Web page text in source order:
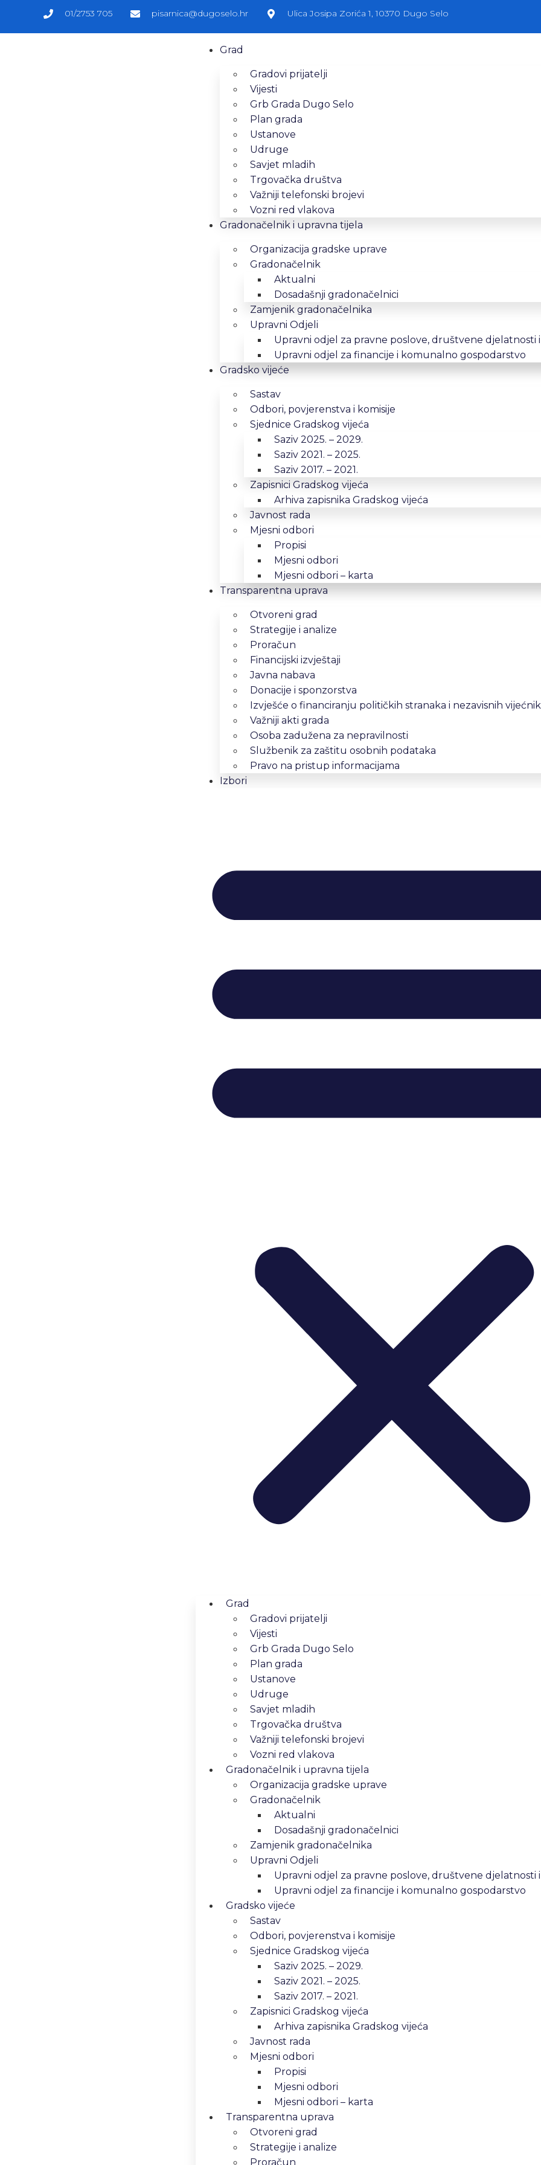
01/2753 705 pisarnica@dugoselo.hr Ulica Josipa Zorića 1, 10370 Dugo Selo
Grad
Gradovi prijatelji
Vijesti
Grb Grada Dugo Selo
Plan grada
Ustanove
Udruge
Savjet mladih
Trgovačka društva
Važniji telefonski brojevi
Vozni red vlakova
Gradonačelnik i upravna tijela
Organizacija gradske uprave
Gradonačelnik
Aktualni
Dosadašnji gradonačelnici
Zamjenik gradonačelnika
Upravni Odjeli
Upravni odjel za pravne poslove, društvene djelatnosti
Upravni odjel za financije i komunalno gospodarstvo
Gradsko vijeće
Sastav
Odbori, povjerenstva i komisije
Sjednice Gradskog vijeća
Saziv 2025. – 2029.
Saziv 2021. – 2025.
Saziv 2017. – 2021.
Zapisnici Gradskog vijeća
Arhiva zapisnika Gradskog vijeća
Javnost rada
Mjesni odbori
Propisi
Mjesni odbori
Mjesni odbori – karta
Transparentna uprava
Otvoreni grad
Strategije i analize
Proračun
Financijski izvještaji
Javna nabava
Donacije i sponzorstva
Izvješće o financiranju političkih stranaka i nezavisnih
Važniji akti grada
Osoba zadužena za nepravilnosti
Službenik za zaštitu osobnih podataka
Pravo na pristup informacijama
Izbori
Grad
Gradovi prijatelji
Vijesti
Grb Grada Dugo Selo
Plan grada
Ustanove
Udruge
Savjet mladih
Trgovačka društva
Važniji telefonski brojevi
Vozni red vlakova
Gradonačelnik i upravna tijela
Organizacija gradske uprave
Gradonačelnik
Aktualni
Dosadašnji gradonačelnici
Zamjenik gradonačelnika
Upravni Odjeli
Upravni odjel za pravne poslove, društvene djelatnosti
Upravni odjel za financije i komunalno gospodarstvo
Gradsko vijeće
Sastav
Odbori, povjerenstva i komisije
Sjednice Gradskog vijeća
Saziv 2025. – 2029.
Saziv 2021. – 2025.
Saziv 2017. – 2021.
Zapisnici Gradskog vijeća
Arhiva zapisnika Gradskog vijeća
Javnost rada
Mjesni odbori
Propisi
Mjesni odbori
Mjesni odbori – karta
Transparentna uprava
Otvoreni grad
Strategije i analize
Proračun